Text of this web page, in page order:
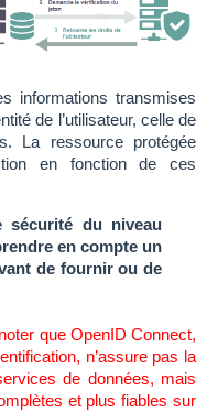
informations transmises
de l’utilisateur, celle de
La ressource protégée
en fonction de ces
sécurité du niveau
en compte un
de fournir ou de
que OpenID Connect,
n’assure pas la
de données, mais
et plus fiables sur